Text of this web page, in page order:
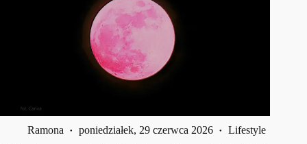
Ramona poniedziałek, 29 czerwca 2026 Lifestyle